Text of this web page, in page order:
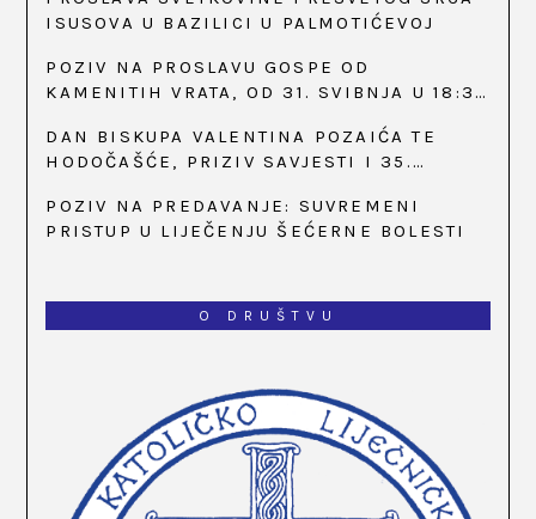
ISUSOVA U BAZILICI U PALMOTIĆEVOJ
POZIV NA PROSLAVU GOSPE OD
KAMENITIH VRATA, OD 31. SVIBNJA U 18:30
DAN BISKUPA VALENTINA POZAIĆA TE
HODOČAŠĆE, PRIZIV SAVJESTI I 35.
BISTRICI, OD 15. DO 17. SVIBNJA
POZIV NA PREDAVANJE: SUVREMENI
PRISTUP U LIJEČENJU ŠEĆERNE BOLESTI
O DRUŠTVU